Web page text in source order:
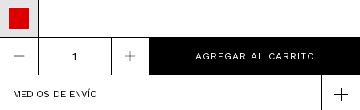
MEDIOS DE ENVÍO